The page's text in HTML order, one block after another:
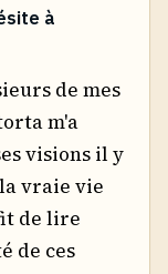
à
de mes
m'a
visions il y
vraie vie
de lire
de ces